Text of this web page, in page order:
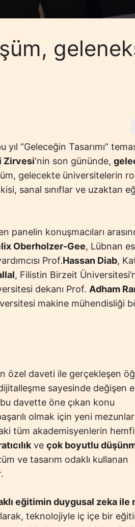
“Geleceğin Tasarımı”
Zirvesi‘nin son gününde,
gelecekte üniversitelerin
sanal sınıflar ve uzaktan
panelin konuşmacıları
Oberholzer-Gee, Lübnan
Prof.Hassan Diab,
, Filistin Birzeit
dekanı Prof. Adham
makine mühendisliği
özel daveti ile gerçekleşen
sayesinde değişen
bu davette öne çıkan konu
olmak için yeni
tüm akademisyenlerin
ve çok boyutlu
ve tasarım odaklı kullanan
eğitimin duygusal zeka ile
teknolojiyle iç içe bir